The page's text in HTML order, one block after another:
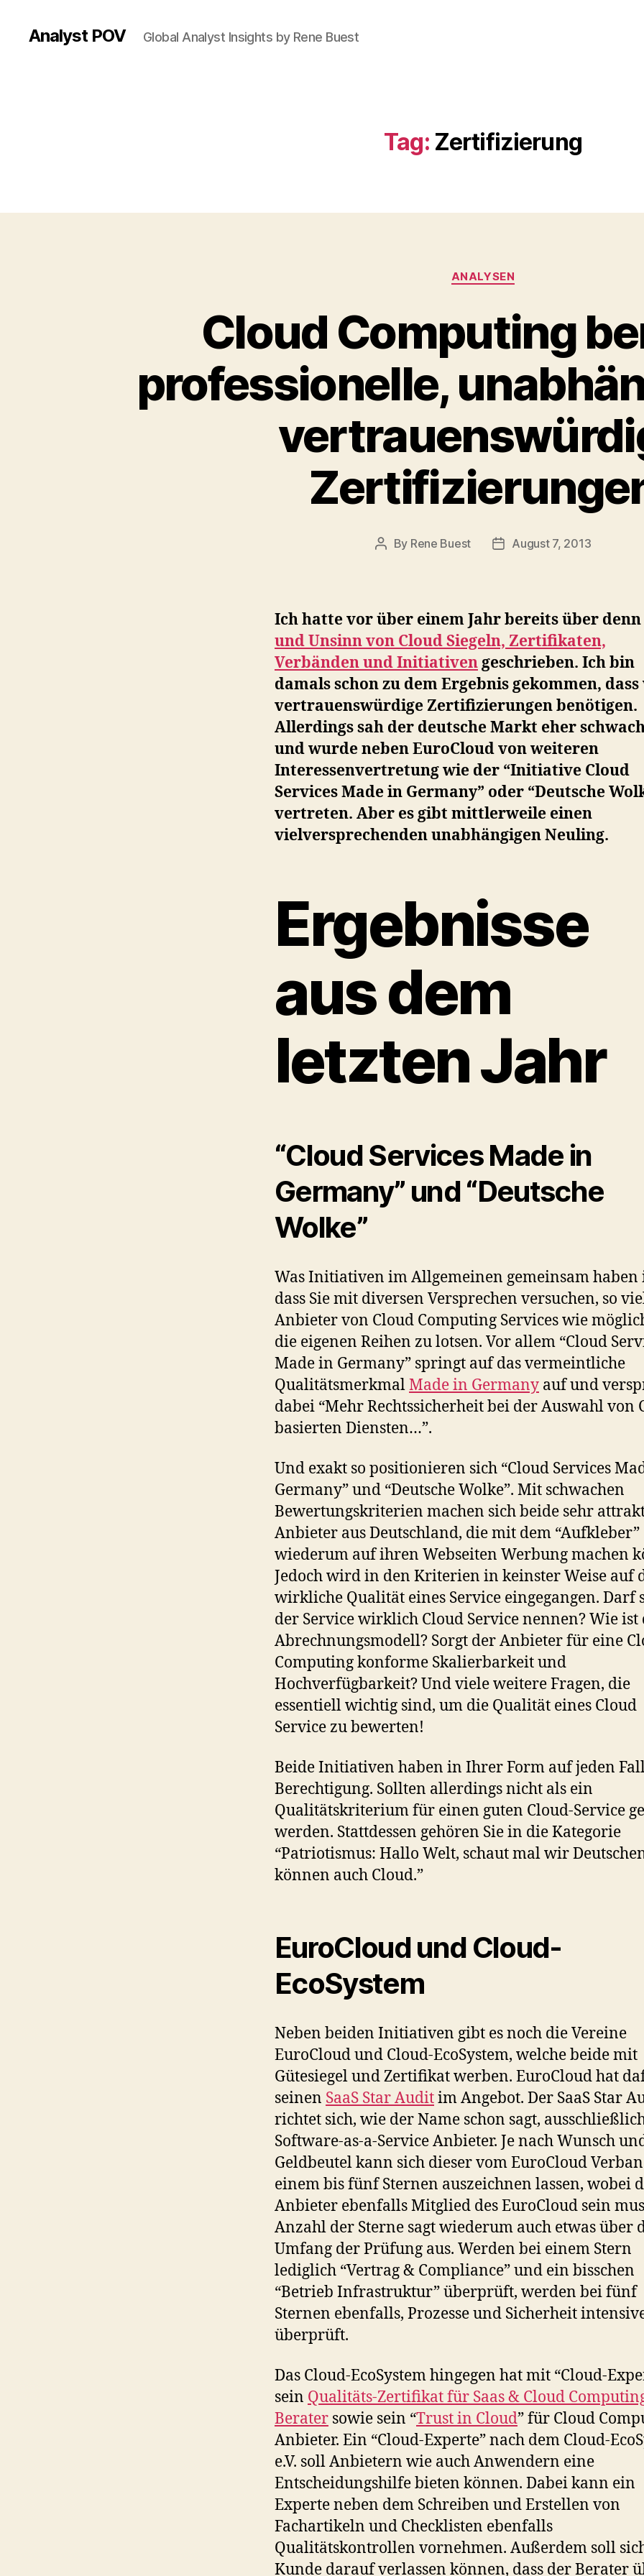
Analyst POV Global Analyst Insights by Rene Buest
Tag: Zertifizierung
Categories
ANALYSEN
Cloud Computing
professionelle,
Post
By Rene Buest
PostAugust 7, 2013
Ich hatte vor über einem Jahr bereits über denn
und Unsinn von Cloud Siegeln, Zertifikaten,
Verbänden und Initiativengeschrieben. Ich bin
damals schon zu dem Ergebnis gekommen,
vertrauenswürdige Zertifizierungen benötigen.
Allerdings sah der deutsche Markt eher
und wurde neben EuroCloud von weiteren
Interessenvertretung wie der “Initiative Cloud
Services Made in Germany” oder “Deutsche
vertreten. Aber es gibt mittlerweile einen
vielversprechenden unabhängigen Neuling.
Ergebnisse
aus dem
letzten Jahr
“Cloud Services Made in
Germany” und “Deutsche
Wolke”
Was Initiativen im Allgemeinen gemeinsam haben
dass Sie mit diversen Versprechen versuchen, so
Anbieter von Cloud Computing Services wie
die eigenen Reihen zu lotsen. Vor allem “Cloud
Made in Germany” springt auf das vermeintliche
QualitätsmerkmalMade in Germany auf und
dabei “Mehr Rechtssicherheit bei der Auswahl von
basierten Diensten…”.
Und exakt so positionieren sich “Cloud Services
Germany” und “Deutsche Wolke”. Mit schwachen
Bewertungskriterien machen sich beide sehr
Anbieter aus Deutschland, die mit dem “Aufkleber”
wiederum auf ihren Webseiten Werbung machen
Jedoch wird in den Kriterien in keinster Weise auf
wirkliche Qualität eines Service eingegangen. Darf
der Service wirklich Cloud Service nennen? Wie ist
Abrechnungsmodell? Sorgt der Anbieter für eine
Computing konforme Skalierbarkeit und
Hochverfügbarkeit? Und viele weitere Fragen, die
essentiell wichtig sind, um die Qualität eines Cloud
Service zu bewerten!
Beide Initiativen haben in Ihrer Form auf jeden
Berechtigung. Sollten allerdings nicht als ein
Qualitätskriterium für einen guten Cloud-Service
werden. Stattdessen gehören Sie in die Kategorie
“Patriotismus: Hallo Welt, schaut mal wir
können auch Cloud.”
EuroCloud und Cloud-
EcoSystem
Neben beiden Initiativen gibt es noch die Vereine
EuroCloud und Cloud-EcoSystem, welche beide mit
Gütesiegel und Zertifikat werben. EuroCloud hat
seinen SaaS Star Auditim Angebot. Der SaaS Star
richtet sich, wie der Name schon sagt,
Software-as-a-Service Anbieter. Je nach Wunsch
Geldbeutel kann sich dieser vom EuroCloud
einem bis fünf Sternen auszeichnen lassen, wobei
Anbieter ebenfalls Mitglied des EuroCloud sein
Anzahl der Sterne sagt wiederum auch etwas über
Umfang der Prüfung aus. Werden bei einem Stern
lediglich “Vertrag & Compliance” und ein bisschen
“Betrieb Infrastruktur” überprüft, werden bei fünf
Sternen ebenfalls, Prozesse und Sicherheit
überprüft.
Das Cloud-EcoSystem hingegen hat mit “Cloud-
sein Qualitäts-Zertifikat für Saas & Cloud
Berater sowie sein “Trust in Cloud” für Cloud
Anbieter. Ein “Cloud-Experte” nach dem Cloud-
e.V. soll Anbietern wie auch Anwendern eine
Entscheidungshilfe bieten können. Dabei kann ein
Experte neben dem Schreiben und Erstellen von
Fachartikeln und Checklisten ebenfalls
Qualitätskontrollen vornehmen. Außerdem soll
Kunde darauf verlassen können, dass der Berater